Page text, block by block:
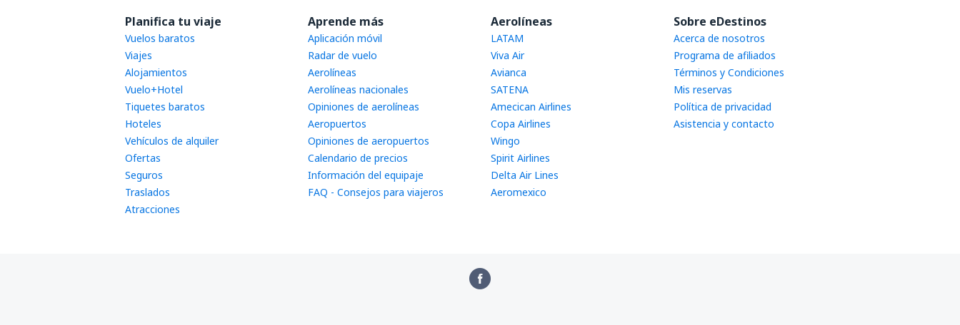
Planifica tu viaje
Vuelos baratos
Viajes
Alojamientos
Vuelo+Hotel
Tiquetes baratos
Hoteles
Vehículos de alquiler
Ofertas
Seguros
Traslados
Atracciones
Aprende más
Aplicación móvil
Radar de vuelo
Aerolíneas
Aerolíneas nacionales
Opiniones de aerolíneas
Aeropuertos
Opiniones de aeropuertos
Calendario de precios
Información del equipaje
FAQ - Consejos para viajeros
Aerolíneas
LATAM
Viva Air
Avianca
SATENA
Amecican Airlines
Copa Airlines
Wingo
Spirit Airlines
Delta Air Lines
Aeromexico
Sobre eDestinos
Acerca de nosotros
Programa de afiliados
Términos y Condiciones
Mis reservas
Política de privacidad
Asistencia y contacto